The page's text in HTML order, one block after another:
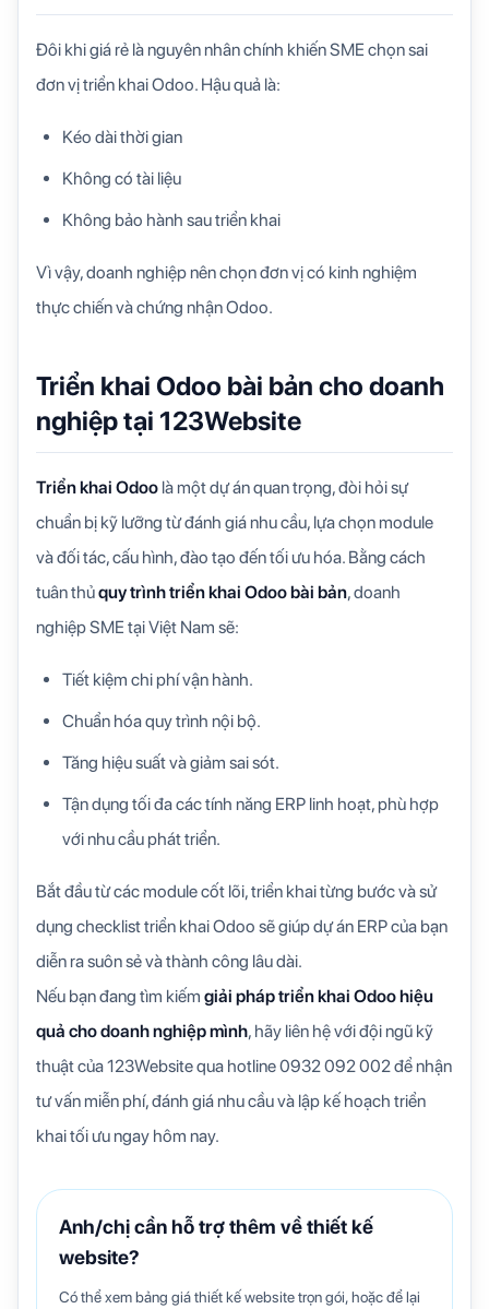
Đôi khi giá rẻ là nguyên nhân chính khiến SME chọn sai
đơn vị triển khai Odoo. Hậu quả là:
Kéo dài thời gian
Không có tài liệu
Không bảo hành sau triển khai
Vì vậy, doanh nghiệp nên chọn đơn vị có kinh nghiệm
thực chiến và chứng nhận Odoo.
Triển khai Odoo bài bản cho doanh
nghiệp tại 123Website
Triển khai Odoo là một dự án quan trọng, đòi hỏi sự
chuẩn bị kỹ lưỡng từ đánh giá nhu cầu, lựa chọn module
và đối tác, cấu hình, đào tạo đến tối ưu hóa. Bằng cách
tuân thủquy trình triển khai Odoo bài bản, doanh
nghiệp SME tại Việt Nam sẽ:
Tiết kiệm chi phí vận hành.
Chuẩn hóa quy trình nội bộ.
Tăng hiệu suất và giảm sai sót.
Tận dụng tối đa các tính năng ERP linh hoạt, phù hợp
với nhu cầu phát triển.
Bắt đầu từ các module cốt lõi, triển khai từng bước và sử
dụng checklist triển khai Odoo sẽ giúp dự án ERP của bạn
diễn ra suôn sẻ và thành công lâu dài.
Nếu bạn đang tìm kiếm giải pháp triển khai Odoo hiệu
quả cho doanh nghiệp mình, hãy liên hệ với đội ngũ kỹ
thuật của 123Website qua hotline 0932 092 002 để nhận
tư vấn miễn phí, đánh giá nhu cầu và lập kế hoạch triển
khai tối ưu ngay hôm nay.
Anh/chị cần hỗ trợ thêm về thiết kế
website?
Có thể xem bảng giá thiết kế website trọn gói, hoặc để lại